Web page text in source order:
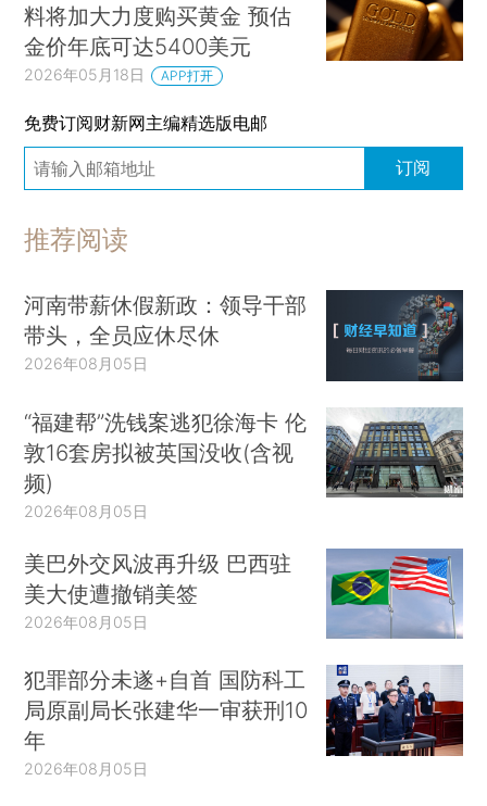
料将加大力度购买黄金 预估
金价年底可达5400美元
2026年05月18日 APP打开
免费订阅财新网主编精选版电邮
订阅
推荐阅读
河南带薪休假新政：领导干部
带头，全员应休尽休
2026年08月05日
“福建帮”洗钱案逃犯徐海卡 伦
敦16套房拟被英国没收(含视
频)
2026年08月05日
美巴外交风波再升级 巴西驻
美大使遭撤销美签
2026年08月05日
犯罪部分未遂+自首 国防科工
局原副局长张建华一审获刑10
年
2026年08月05日